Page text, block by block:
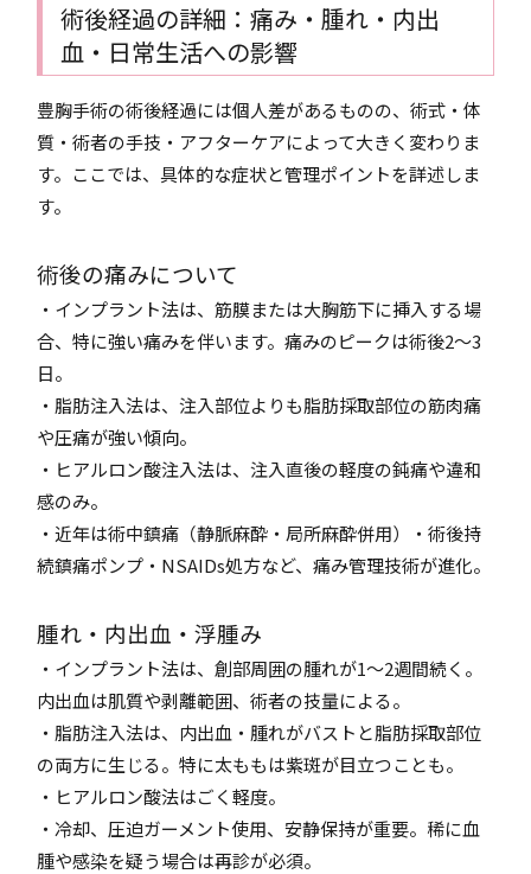
術後経過の詳細：痛み・腫れ・内出
血・日常生活への影響
豊胸手術の術後経過には個人差があるものの、術式・体
質・術者の手技・アフターケアによって大きく変わりま
す。ここでは、具体的な症状と管理ポイントを詳述しま
す。
術後の痛みについて
・インプラント法は、筋膜または大胸筋下に挿入する場
合、特に強い痛みを伴います。痛みのピークは術後2〜3
日。
・脂肪注入法は、注入部位よりも脂肪採取部位の筋肉痛
や圧痛が強い傾向。
・ヒアルロン酸注入法は、注入直後の軽度の鈍痛や違和
感のみ。
・近年は術中鎮痛（静脈麻酔・局所麻酔併用）・術後持
続鎮痛ポンプ・NSAIDs処方など、痛み管理技術が進化。
腫れ・内出血・浮腫み
・インプラント法は、創部周囲の腫れが1〜2週間続く。
内出血は肌質や剥離範囲、術者の技量による。
・脂肪注入法は、内出血・腫れがバストと脂肪採取部位
の両方に生じる。特に太ももは紫斑が目立つことも。
・ヒアルロン酸法はごく軽度。
・冷却、圧迫ガーメント使用、安静保持が重要。稀に血
腫や感染を疑う場合は再診が必須。